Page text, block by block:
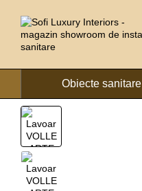
Obiecte sanitare